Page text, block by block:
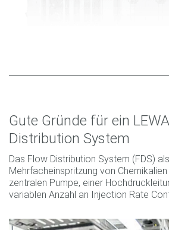
Gute Gründe für ein
Distribution System
Das Flow Distribution System (FDS)
Mehrfacheinspritzung von
zentralen Pumpe, einer
variablen Anzahl an Injection Rate